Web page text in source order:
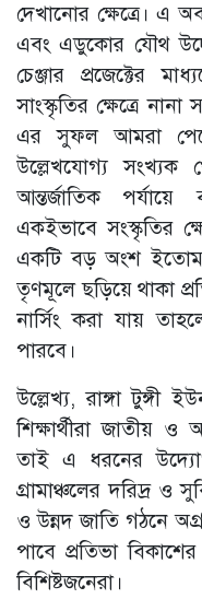
দেখানোর ক্ষেত্রে। এ
এবং এডুকোর যৌথ
চেঞ্জার প্রজেক্টের
সাংস্কৃতির ক্ষেত্রে
এর সুফল আমরা
উল্লেখযোগ্য সংখ্যক
আন্তর্জাতিক
একইভাবে সংস্কৃতির
একটি বড় অংশ
তৃণমূলে ছড়িয়ে থাকা
নার্সিং করা যায়
পারবে।
উল্লেখ্য, রাঙ্গা টুঙ্গী
শিক্ষার্থীরা জাতীয় ও
তাই এ ধরনের
গ্রামাঞ্চলের দরিদ্র ও
ও উন্নদ জাতি গঠনে
পাবে প্রতিভা
বিশিষ্টজনেরা।